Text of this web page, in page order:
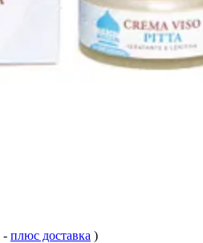
- плюс доставка )